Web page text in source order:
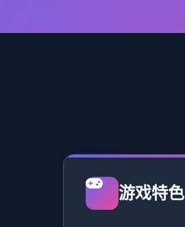
游戏特色